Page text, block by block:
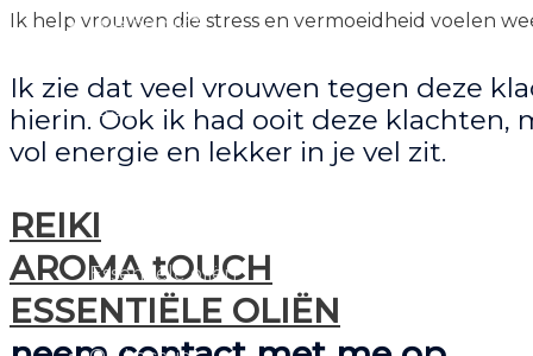
Wie ben ik?
Reiki
Essentiële oliën
Ik help vrouwen die stress en vermoeidheid voelen
Ik zie dat veel vrouwen tegen deze
hierin. Ook ik had ooit deze klachten,
vol energie en lekker in je vel zit.
REIKI
AROMA tOUCH
ESSENTIËLE OLIËN